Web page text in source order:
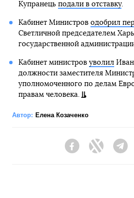
Купранець подали в отставку.
Кабинет Министров одобрил
Светличной председателем
государственной
Кабинет министров уволил
должности заместителя
уполномоченного по делам
правам человека.
Автор: Елена Козаченко
FacebookTwitter